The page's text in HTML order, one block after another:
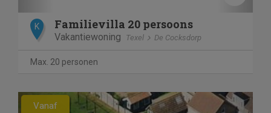
K Familievilla 20 persoons
Vakantiewoning Texel De Cocksdorp
Max. 20 personen
Previous Next
Vanaf